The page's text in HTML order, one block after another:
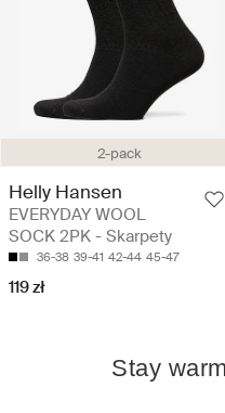
2-pack
Helly Hansen
EVERYDAY WOOL
SOCK 2PK - Skarpety
36-38 39-41 42-44 45-47
119 zł
Stay